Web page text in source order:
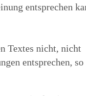
entsprechen
Textes nicht, nicht
entsprechen, so